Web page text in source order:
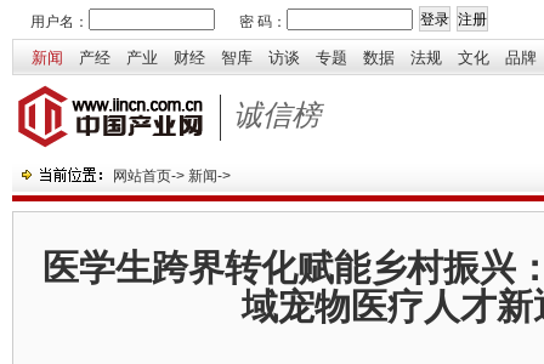
用户名： 密 码：
新闻 产经 产业 财经 智库 访谈 专题 数据 法规 文化 品牌
诚信榜
网站首页-> 新闻->
医学生跨界转化赋能乡村振兴
域宠物医疗人才新